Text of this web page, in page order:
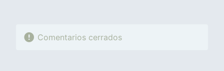
Comentarios cerrados